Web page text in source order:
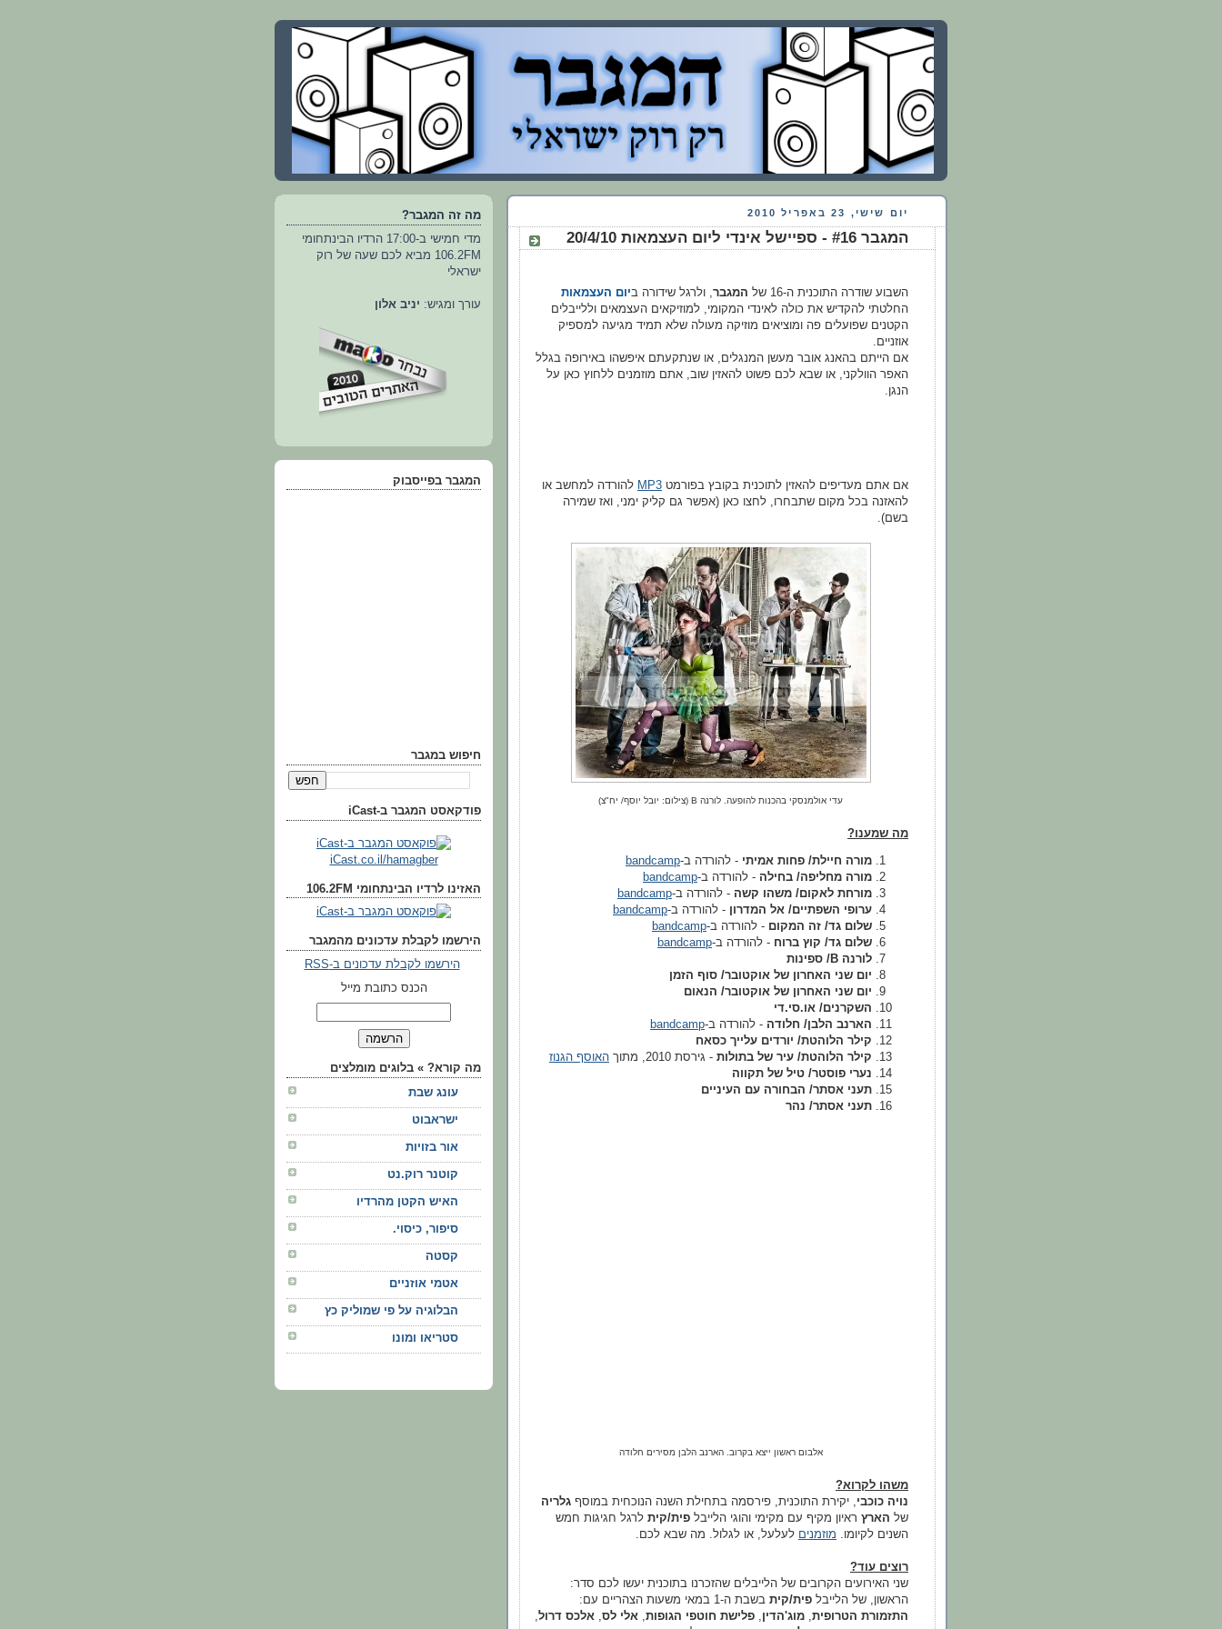
יום שישי, 23 באפריל 2010
המגבר #16 - ספיישל אינדי ליום העצמאות 20/4/10
השבוע שודרה התוכנית ה-16 של המגבר , ולרגל שידורה ביום העצמאות
החלטתי להקדיש את כולה לאינדי המקומי, למוזיקאים העצמאים וללייבלים
הקטנים שפועלים פה ומוציאים מוזיקה מעולה שלא תמיד מגיעה למספיק
אוזניים.
אם הייתם בהאנג אובר מעשן המנגלים, או שנתקעתם איפשהו באירופה בגלל
האפר הוולקני, או שבא לכם פשוט להאזין שוב, אתם מוזמנים ללחוץ כאן על
הנגן.
אם אתם מעדיפים להאזין לתוכנית בקובץ בפורמט MP3 להורדה למחשב או
להאזנה בכל מקום שתבחרו, לחצו כאן (אפשר גם קליק ימני, ואז שמירה
בשם).
עדי אולמנסקי בהכנות להופעה. לורנה B (צילום: יובל יוסף/ יח"צ)
מה שמענו?
מורה חיילת/ פחות אמיתי - להורדה ב-bandcamp
מורה מחליפה/ בחילה - להורדה ב-bandcamp
מורחת לאקום/ משהו קשה - להורדה ב-bandcamp
ערופי השפתיים/ אל המדרון - להורדה ב-bandcamp
שלום גד/ זה המקום - להורדה ב-bandcamp
שלום גד/ קוץ ברוח - להורדה ב-bandcamp
לורנה B/ ספינות
יום שני האחרון של אוקטובר/ סוף הזמן
יום שני האחרון של אוקטובר/ הנאום
השקרנים/ או.סי.די
הארנב הלבן/ חלודה - להורדה ב-bandcamp
קילר הלוהטת/ יורדים עלייך כסאח
קילר הלוהטת/ עיר של בתולות - גירסת 2010, מתוך
האוסף הגנוז
נערי פוסטר/ טיל של תקווה
תעני אסתר/ הבחורה עם העיניים
תעני אסתר/ נהר
אלבום ראשון ייצא בקרוב. הארנב הלבן מסירים חלודה
משהו לקרוא?
נויה כוכבי, יקירת התוכנית, פירסמה בתחילת השנה הנוכחית במוסף גלריה
של הארץ ראיון מקיף עם מקימי והוגי הלייבל פית/קית לרגל חגיגות חמש
השנים לקיומו. מוזמנים לעלעל, או לגלול. מה שבא לכם.
רוצים עוד?
שני האירועים הקרובים של הלייבלים שהזכרנו בתוכנית יעשו לכם סדר:
הראשון, של הלייבל פית/קית בשבת ה-1 במאי משעות הצהריים עם:
התזמורת הטרופית, מוג'הדין, פלישת חוטפי הגופות, אלי לס, אלכס דרול,
מה זה המגבר?
מדי חמישי ב-17:00 הרדיו הבינתחומי
106.2FM מביא לכם שעה של רוק
ישראלי
עורך ומגיש: יניב אלון
המגבר בפייסבוק
חיפוש במגבר
פודקאסט המגבר ב-iCast
iCast.co.il/hamagber
האזינו לרדיו הבינתחומי 106.2FM
הירשמו לקבלת עדכונים מהמגבר
הירשמו לקבלת עדכונים ב-RSS
הכנס כתובת מייל
מה קורא? » בלוגים מומלצים
‫עונג שבת‬
ישראבוט
‫אור בזויות‬
קוטנר רוק.נט
‫האיש הקטן מהרדיו‬
סיפור, כיסוי.
קסטה
‫אטמי אוזניים‬
‫הבלוגיה על פי שמוליק כץ
סטריאו ומונו